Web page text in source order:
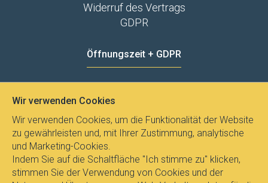
Widerruf des Vertrags
GDPR
Öffnungszeit + GDPR
Wir verwenden Cookies
Wir verwenden Cookies, um die Funktionalität der Website
zu gewährleisten und, mit Ihrer Zustimmung, analytische
und Marketing-Cookies.
Indem Sie auf die Schaltfläche "Ich stimme zu" klicken,
stimmen Sie der Verwendung von Cookies und der